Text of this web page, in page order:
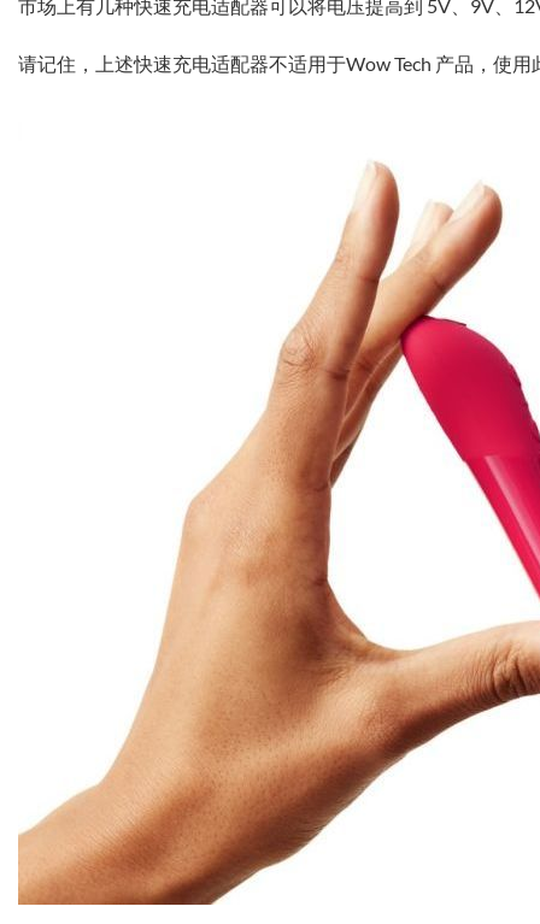
市场上有几种快速充电适配器可以将电压提高到 5V、9V、
请记住，上述快速充电适配器不适用于Wow Tech 产品，使